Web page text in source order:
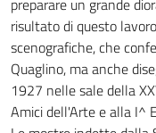
preparare un grande
risultato di questo
scenografiche, che
Quaglino, ma anche
1927 nelle sale della
Amici dell'Arte e alla I^